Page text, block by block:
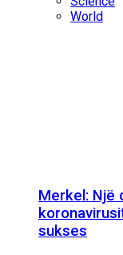
World
Merkel: Një
sukses